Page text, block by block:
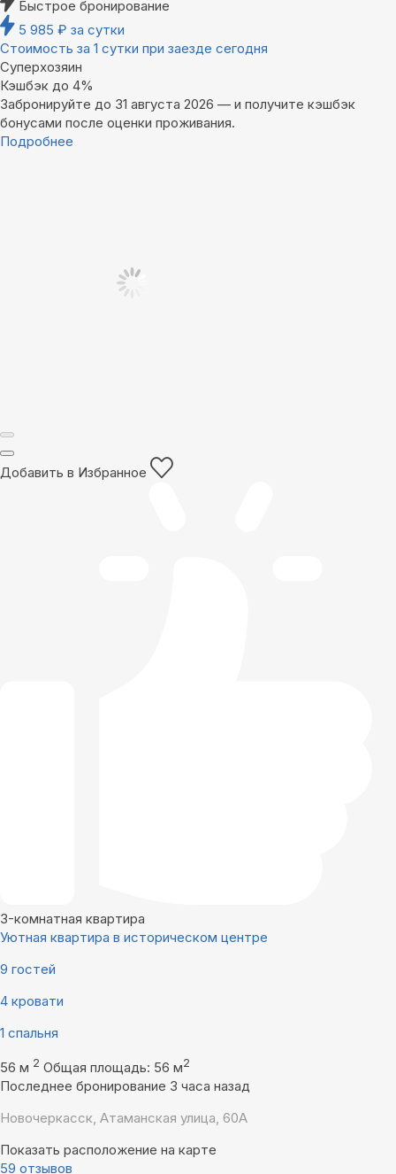
Быстрое бронирование
5 985 ₽ за сутки
Стоимость за 1 сутки при заезде сегодня
Суперхозяин
Кэшбэк до 4%
Забронируйте до 31 августа 2026 — и получите кэшбэк
бонусами после оценки проживания.
Подробнее
Добавить в Избранное
3-комнатная квартира
Уютная квартира в историческом центре
9 гостей
4 кровати
1 спальня
56 м 2 Общая площадь: 56 м2
Последнее бронирование 3 часа назад
Новочеркасск, Атаманская улица, 60А
Показать расположение на карте
59 отзывов